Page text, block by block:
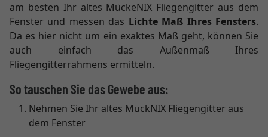
am besten Ihr altes MückeNIX Fliegengitter aus dem
Fenster und messen das Lichte Maß Ihres Fensters.
Da es hier nicht um ein exaktes Maß geht, können Sie
auch einfach das Außenmaß Ihres
Fliegengitterrahmens ermitteln.
So tauschen Sie das Gewebe aus:
Nehmen Sie Ihr altes MückNIX Fliegengitter aus
dem Fenster